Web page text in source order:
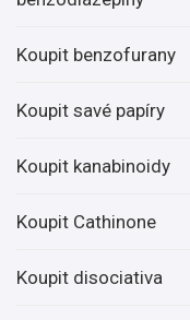
Koupit benzofurany
Koupit savé papíry
Koupit kanabinoidy
Koupit Cathinone
Koupit disociativa